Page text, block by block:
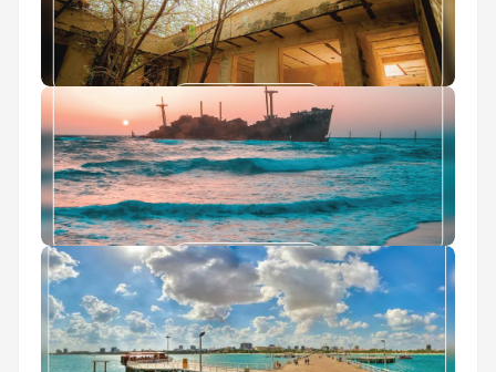
قلعه جنی کیش
جاهای لاکچری کیش